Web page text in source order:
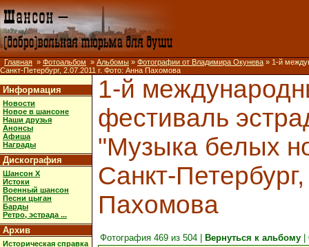
Главная » Фотоальбом » Альбомы » Фотографии от Владимира Окунева » 1-й
Санкт-Петербург, 2.07.2011 г. Фото: Анна Пахомова
Информация
Новости
Новое в шансоне
Наши друзья
Анонсы
Афиша
Награды
Дискография
Шансон X
Истоки
Военный шансон
Песни цыган
Барды
Ретро, эстрада ...
Архив
Историческая справка
1-й
фестиваль
"Музыка белых
Санкт-
Пахомова
Фотография 469 из 504 | Вернуться к альбому